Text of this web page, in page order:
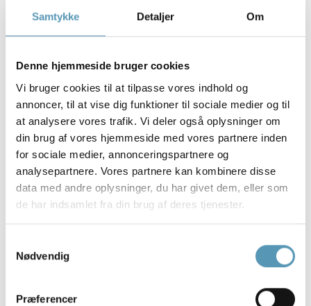
Samtykke Detaljer Om
Denne hjemmeside bruger cookies
Vi bruger cookies til at tilpasse vores indhold og
annoncer, til at vise dig funktioner til sociale medier og til
at analysere vores trafik. Vi deler også oplysninger om
din brug af vores hjemmeside med vores partnere inden
for sociale medier, annonceringspartnere og
analysepartnere. Vores partnere kan kombinere disse
data med andre oplysninger, du har givet dem, eller som
de har indsamlet fra din brug af deres tjenester.
Nødvendig
Præferencer
Isaac R. Ervandian
Fysioterapeut
Læs mere om Isaac